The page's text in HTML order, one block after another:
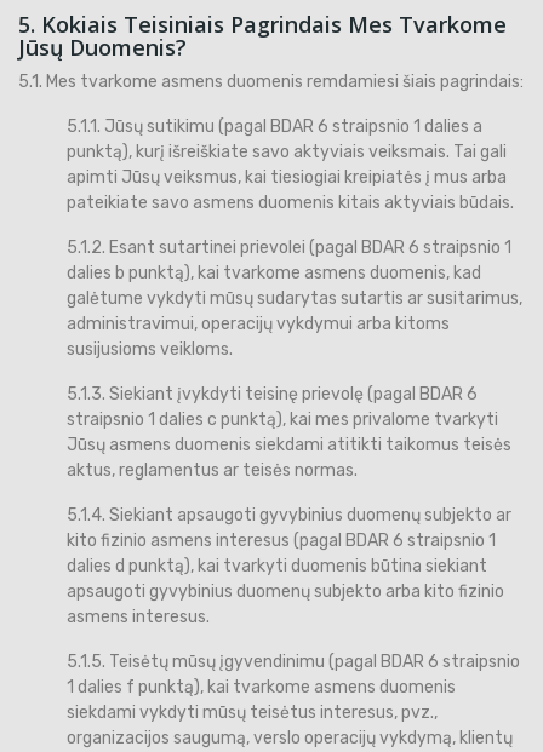
5. Kokiais Teisiniais Pagrindais Mes Tvarkome
Jūsų Duomenis?
5.1. Mes tvarkome asmens duomenis remdamiesi šiais pagrindais:
5.1.1. Jūsų sutikimu (pagal BDAR 6 straipsnio 1 dalies a
punktą), kurį išreiškiate savo aktyviais veiksmais. Tai gali
apimti Jūsų veiksmus, kai tiesiogiai kreipiatės į mus arba
pateikiate savo asmens duomenis kitais aktyviais būdais.
5.1.2. Esant sutartinei prievolei (pagal BDAR 6 straipsnio 1
dalies b punktą), kai tvarkome asmens duomenis, kad
galėtume vykdyti mūsų sudarytas sutartis ar susitarimus,
administravimui, operacijų vykdymui arba kitoms
susijusioms veikloms.
5.1.3. Siekiant įvykdyti teisinę prievolę (pagal BDAR 6
straipsnio 1 dalies c punktą), kai mes privalome tvarkyti
Jūsų asmens duomenis siekdami atitikti taikomus teisės
aktus, reglamentus ar teisės normas.
5.1.4. Siekiant apsaugoti gyvybinius duomenų subjekto ar
kito fizinio asmens interesus (pagal BDAR 6 straipsnio 1
dalies d punktą), kai tvarkyti duomenis būtina siekiant
apsaugoti gyvybinius duomenų subjekto arba kito fizinio
asmens interesus.
5.1.5. Teisėtų mūsų įgyvendinimu (pagal BDAR 6 straipsnio
1 dalies f punktą), kai tvarkome asmens duomenis
siekdami vykdyti mūsų teisėtus interesus, pvz.,
organizacijos saugumą, verslo operacijų vykdymą, klientų